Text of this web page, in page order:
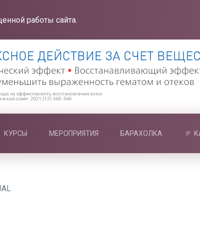
работы сайта.
КУРСЫ МЕРОПРИЯТИЯ БАРАХОЛКА